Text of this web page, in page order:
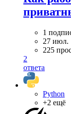
1
27 июл.
225
2
ответа
Python
+2 ещё